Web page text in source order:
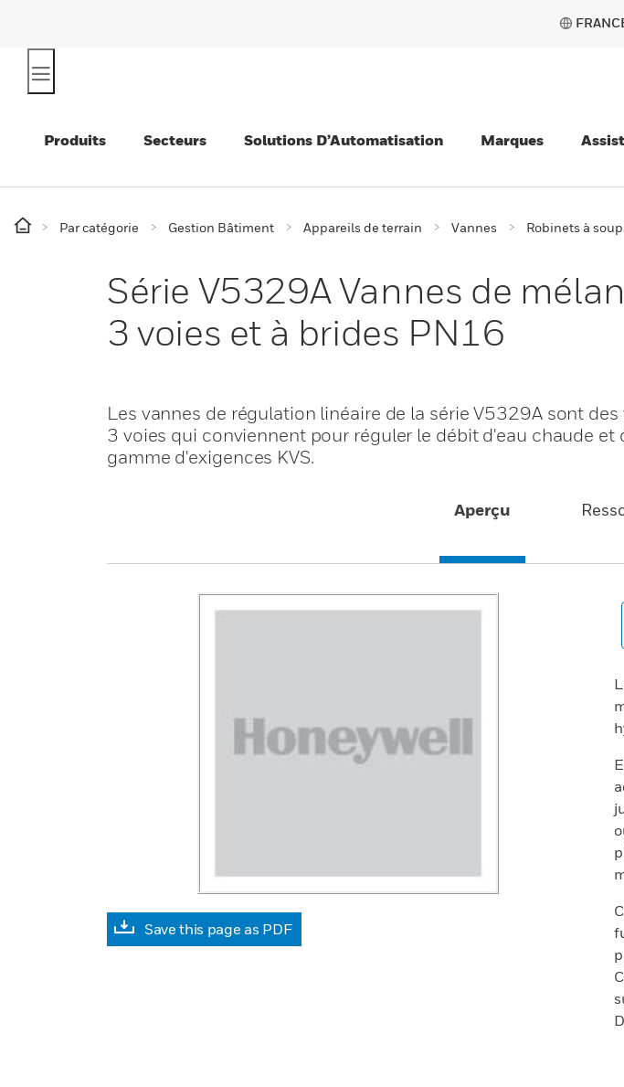
Produits Secteurs Solutions D’Automatisation Marques
Par catégorie Gestion Bâtiment Appareils de terrain Vannes Robinets à
Série V5329A Vannes de
3 voies et à brides PN16
Les vannes de régulation linéaire de la série V5329A sont
3 voies qui conviennent pour réguler le débit d'eau chaude et
gamme d'exigences KVS.
Aperçu
Save this page as PDF